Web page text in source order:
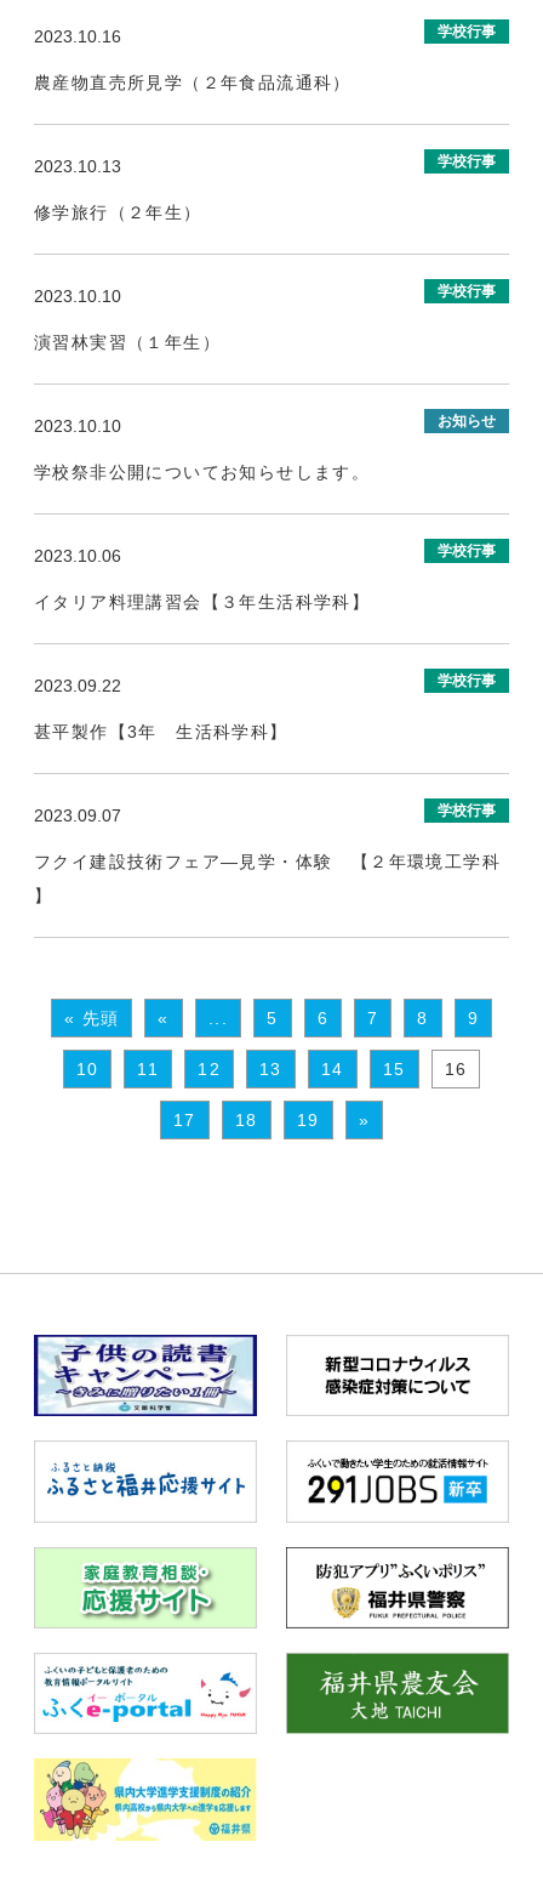
2023.10.16 学校行事
農産物直売所見学（２年食品流通科）
2023.10.13 学校行事
修学旅行（２年生）
2023.10.10 学校行事
演習林実習（１年生）
2023.10.10 お知らせ
学校祭非公開についてお知らせします。
2023.10.06 学校行事
イタリア料理講習会【３年生活科学科】
2023.09.22 学校行事
甚平製作【3年 生活科学科】
2023.09.07 学校行事
フクイ建設技術フェア―見学・体験 【２年環境工学科
】
« 先頭 « 5 6 7 8 9
10 11 12 13 14 15 16
17 18 19 »